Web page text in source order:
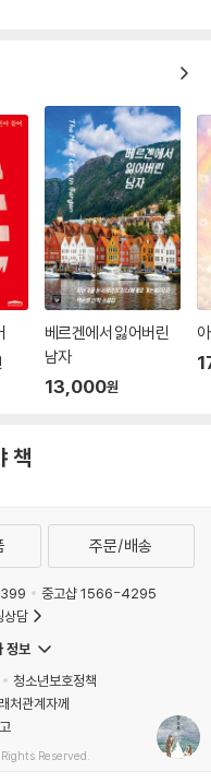
베르겐에서 잃어버린
남자
13,000원
책
주문/배송
중고샵 1566-4295
담
정보
청소년보호정책
처관계자께
Reserved.